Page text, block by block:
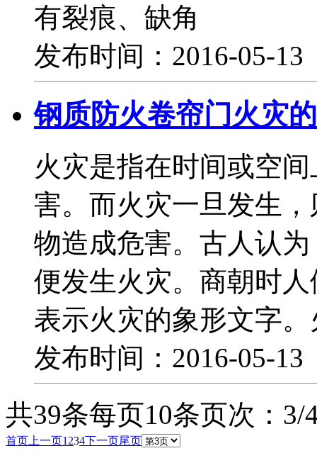
有裂痕、缺角
发布时间：2016-05-
钢质防火卷帘门火灾
火灾是指在时间或空
害。而火灾一旦发生
物造成危害。古人认为
便发生火灾。商朝时
表示火灾的象形文字
发布时间：2016-05-
共39条每页10条页次：3/
首页 上一页1 234下一页尾页